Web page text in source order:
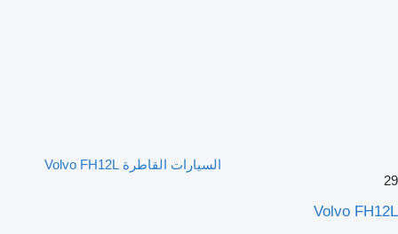
السيارات القاطرة Volvo FH12L
29
Volvo FH12L